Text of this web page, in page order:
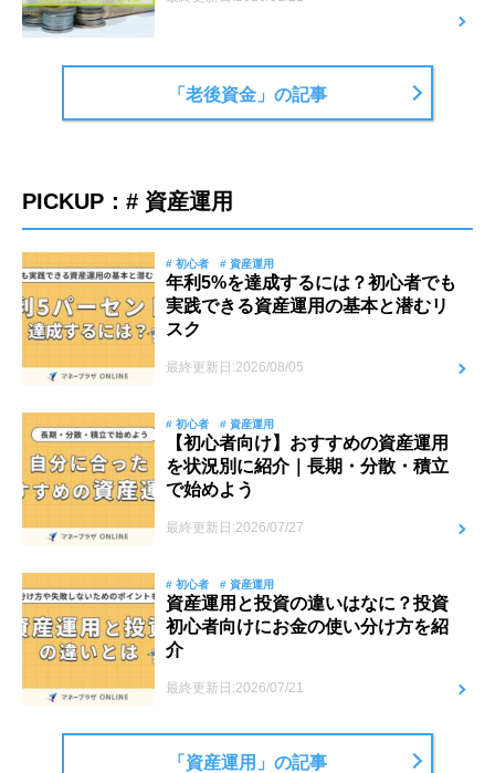
「老後資金」の記事
PICKUP：# 資産運用
# 初心者 # 資産運用
年利5%を達成するには？初心者でも
実践できる資産運用の基本と潜むリ
スク
最終更新日:2026/08/05
# 初心者 # 資産運用
【初心者向け】おすすめの資産運用
を状況別に紹介｜長期・分散・積立
で始めよう
最終更新日:2026/07/27
# 初心者 # 資産運用
資産運用と投資の違いはなに？投資
初心者向けにお金の使い分け方を紹
介
最終更新日:2026/07/21
「資産運用」の記事